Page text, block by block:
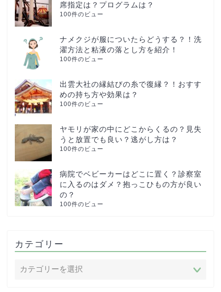
席指定は？プログラムは？
100件のビュー
ナメクジが服についたらどうする？！洗
濯方法と粘液の落とし方を紹介！
100件のビュー
出雲大社の縁結びの糸で復縁？！おすす
めの持ち方や効果は？
100件のビュー
ヤモリが家の中にどこからくるの？見失
うと放置でも良い？逃がし方は？
100件のビュー
病院でベビーカーはどこに置く？診察室
に入るのはダメ？抱っこひもの方が良い
の？
100件のビュー
カテゴリー